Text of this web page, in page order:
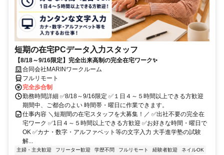
短期の在宅PCデータ入力スタッフ
【8/18～9/16限定】完全出来高制の完全在宅ワーク✨
合同会社MARINワークルーム
フルリモート
完全歩合制
勤務時間詳細 ✅8/18～9/16限定 ✅１日４～５時間以上できる方歓迎
期間中、ご都合のよい 時間帯・曜日に作業できます。
仕事内容 ＼短期間の在宅スタッフを大募集！／ ✅出社不要の完全在
宅ワーク ✅1日４～５時間以上できる方歓迎 ✅お好きな時間・曜日で
OK ✅カナ・数字・アルファベット等の文字入力 大手進学塾の試験
解...
主婦・主夫歓迎 フリーター歓迎 学歴不問 フルリモート 経験者歓迎
ネイルOK